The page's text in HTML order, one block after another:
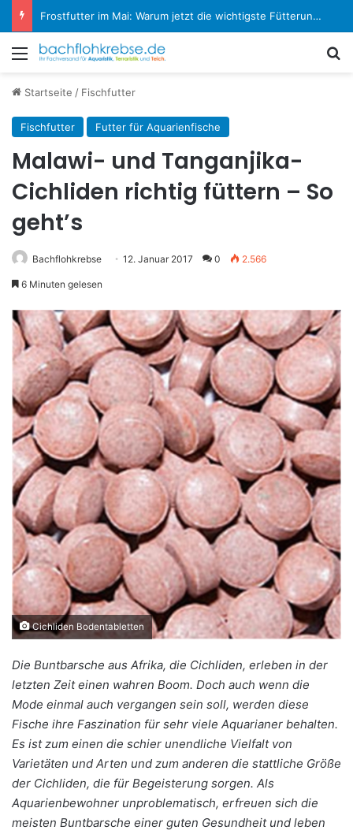
Frostfutter im Mai: Warum jetzt die wichtigste Fütterungsphase im Aquarium beginnt
Menü
Startseite / Fischfutter
Fischfutter Futter für Aquarienfische
Malawi- und Tanganjika-
Cichliden richtig füttern – So
geht’s
Bachflohkrebse 12. Januar 2017 0 2.566
6 Minuten gelesen
Cichliden Bodentabletten
Die Buntbarsche aus Afrika, die Cichliden, erleben in der
letzten Zeit einen wahren Boom. Doch auch wenn die
Mode einmal auch vergangen sein soll, werden diese
Fische ihre Faszination für sehr viele Aquarianer behalten.
Es ist zum einen die schier unendliche Vielfalt von
Varietäten und Arten und zum anderen die stattliche Größe
der Cichliden, die für Begeisterung sorgen. Als
Aquarienbewohner unproblematisch, erfreuen sich die
meisten Buntbarsche einer guten Gesundheit und leben